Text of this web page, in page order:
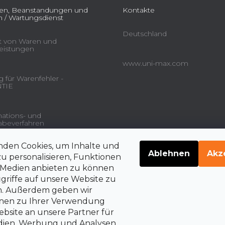
Cookies, um Inhalte und
personalisieren, Funktionen
anbieten zu können
auf unsere Website zu
Außerdem geben wir
zu Ihrer Verwendung
an unsere Partner für
Ablehnen
Beanstandungen und
/ Wartungsdienst
von Waren und
für Warenfehler -
und
und
über die
auf Vertragsrücktritt
Kontakte
Deutschland
www.uni-max.com